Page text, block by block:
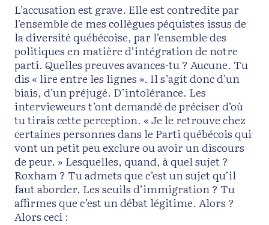
L’accusation est grave. Elle est contredite par
l’ensemble de mes collègues péquistes issus de
la diversité québécoise, par l’ensemble des
politiques en matière d’intégration de notre
parti. Quelles preuves avances-tu ? Aucune. Tu
dis « lire entre les lignes ». Il s’agit donc d’un
biais, d’un préjugé. D’intolérance. Les
intervieweurs t’ont demandé de préciser d’où
tu tirais cette perception. « Je le retrouve chez
certaines personnes dans le Parti québécois qui
vont un petit peu exclure ou avoir un discours
de peur. » Lesquelles, quand, à quel sujet ?
Roxham ? Tu admets que c’est un sujet qu’il
faut aborder. Les seuils d’immigration ? Tu
affirmes que c’est un débat légitime. Alors ?
Alors ceci :